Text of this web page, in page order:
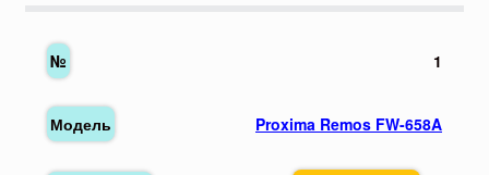
1
Proxima Remos FW-658A